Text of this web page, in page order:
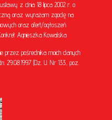
z dnia 18 lipca 2002 r. o
oraz wyrażam zgodę na
oraz ofert/ogłoszeń
Agnieszka Kowalska
przez pośrednika moich danych
29.08.1997 (Dz. U. Nr 133, poz.